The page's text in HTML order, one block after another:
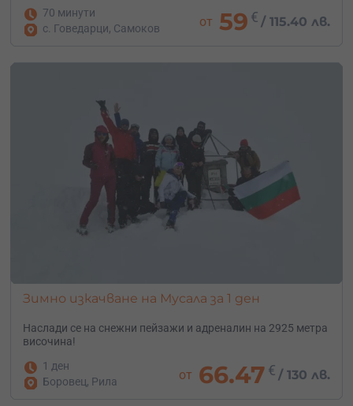
70 минути
с. Говедарци, Самоков
от 59 € /115.40 лв.
Зимно изкачване на Мусала за 1 ден
Наслади се на снежни пейзажи и адреналин на 2925 метра
височина!
1 ден
Боровец, Рила
от 66.47 € / 130 лв.